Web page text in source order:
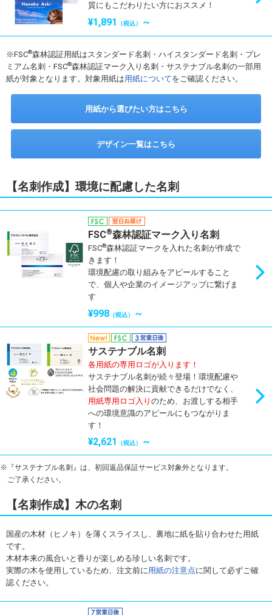
質にもこだわりたい方におススメ！
¥1,891 （税込） ～
※FSC®森林認証用紙はスタンダード名刺・ハイスタンダード名刺・プレ
ミアム名刺・FSC®森林認証マーク入り名刺・サステナブル名刺の一部用
紙が対象となります。対象用紙は用紙についてをご確認ください。
用紙から選びたい方はこちら
デザイン一覧はこちら
【名刺作成】環境に配慮した名刺
FSC®森林認証マーク入り名刺
FSC®森林認証マークを入れた名刺が作成で
きます！
環境配慮の取り組みをアピールすること
で、個人や企業のイメージアップに繋げま
す
¥998 （税込） ～
サステナブル名刺
各用紙の専用ロゴが入ります！
サステナブル名刺が続々登場！環境配慮や
社会問題の解決に貢献できるだけでなく、
用紙専用ロゴ入りのため、お渡しする相手
への環境意識のアピールにもつながりま
す！
¥2,621 （税込） ～
『サステナブル名刺』は、初回返品保証サービス対象外となります。
ご了承ください。
【名刺作成】木の名刺
国産の木材（ヒノキ）を薄くスライスし、裏地に紙を貼り合わせた用紙
です。
木材本来の風合いと香りが楽しめる珍しい名刺です。
実際の木を使用しているため、注文前に 用紙の注意点に関して必ずご確
認ください。